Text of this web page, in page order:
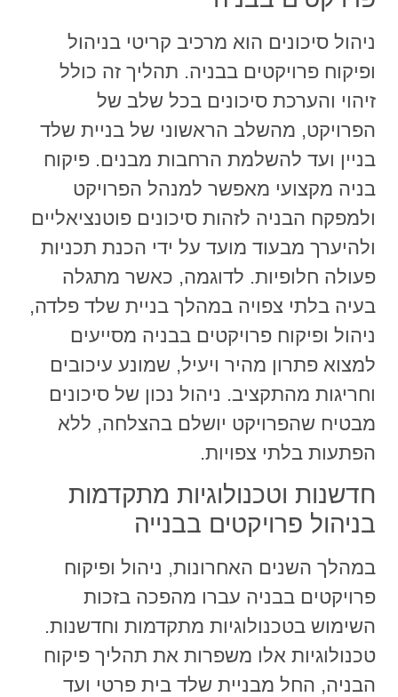
ניהול סיכונים הוא מרכיב קריטי בניהול
ופיקוח פרויקטים בבניה. תהליך זה כולל
זיהוי והערכת סיכונים בכל שלב של
הפרויקט, מהשלב הראשוני של בניית שלד
בניין ועד להשלמת הרחבות מבנים. פיקוח
בניה מקצועי מאפשר למנהל הפרויקט
ולמפקח הבניה לזהות סיכונים פוטנציאליים
ולהיערך מבעוד מועד על ידי הכנת תכניות
פעולה חלופיות. לדוגמה, כאשר מתגלה
בעיה בלתי צפויה במהלך בניית שלד פלדה,
ניהול ופיקוח פרויקטים בבניה מסייעים
למצוא פתרון מהיר ויעיל, שמונע עיכובים
וחריגות מהתקציב. ניהול נכון של סיכונים
מבטיח שהפרויקט יושלם בהצלחה, ללא
הפתעות בלתי צפויות.
חדשנות וטכנולוגיות מתקדמות
בניהול פרויקטים בבנייה
במהלך השנים האחרונות, ניהול ופיקוח
פרויקטים בבניה עברו מהפכה בזכות
השימוש בטכנולוגיות מתקדמות וחדשנות.
טכנולוגיות אלו משפרות את תהליך פיקוח
הבניה, החל מבניית שלד בית פרטי ועד